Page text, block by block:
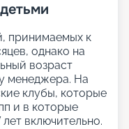
принимаемых к
однако на
возраст
у менеджера. На
клубы, которые
и в которые
включительно.